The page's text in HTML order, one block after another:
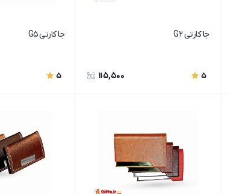
جا کارتی G2
5
115,500
جا کارتی G5
5